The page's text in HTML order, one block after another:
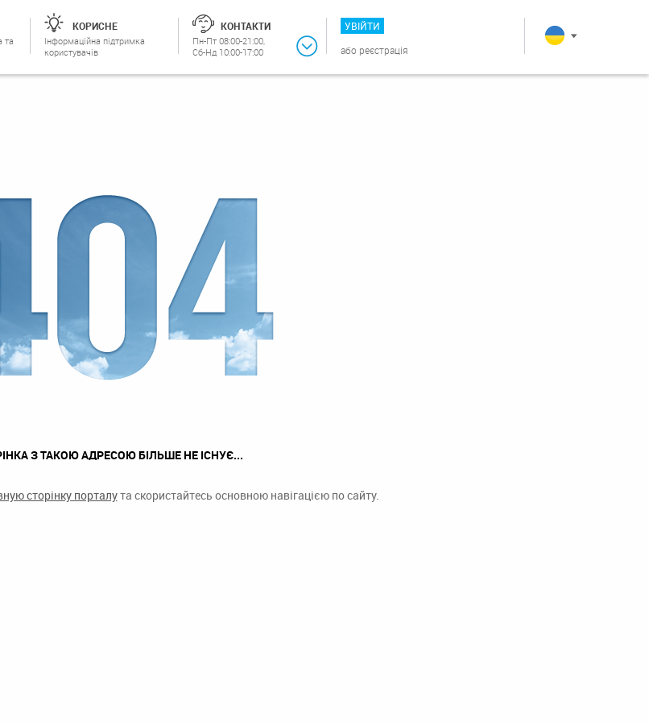
та
КОРИСНЕ
Інформаційна підтримка
користувачів
КОНТАКТИ
Пн-Пт 08:00-21:00,
Сб-Нд 10:00-17:00
УВІЙТИ
або реєстрація
З ТАКОЮ АДРЕСОЮ БІЛЬШЕ НЕ ІСНУЄ...
сторінку порталута скористайтесь основною навігацією по сайту.